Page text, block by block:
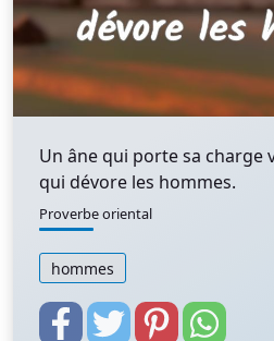
Un âne qui porte sa charge
qui dévore les hommes.
Proverbe oriental
hommes